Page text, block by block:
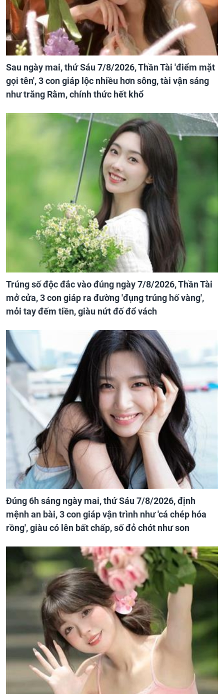
Sau ngày mai, thứ Sáu 7/8/2026, Thần Tài 'điểm mặt
gọi tên', 3 con giáp lộc nhiều hơn sông, tài vận sáng
như trăng Rằm, chính thức hết khổ
Trúng số độc đắc vào đúng ngày 7/8/2026, Thần Tài
mở cửa, 3 con giáp ra đường 'đụng trúng hố vàng',
mỏi tay đếm tiền, giàu nứt đố đổ vách
Đúng 6h sáng ngày mai, thứ Sáu 7/8/2026, định
mệnh an bài, 3 con giáp vận trình như 'cá chép hóa
rồng', giàu có lên bất chấp, số đỏ chót như son